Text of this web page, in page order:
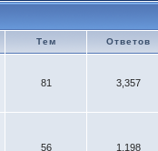
Тем Ответов
81 3,357
56 1,198